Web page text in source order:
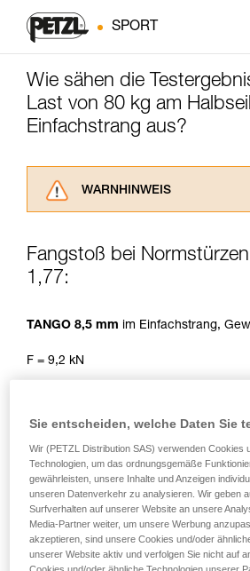
SPORT
Wie sähen die
Last von 80 kg am
Einfachstrang aus?
WARNHINWEIS
aufmerksam durch, bevor
Informationen richtig
entsprechende Ausbildung
Vorgang alleine sicher zu
Wir geben Beispiele für die
verbundenen Techniken.
noch andere Techniken, die
beschrieben werden.
Fangstoß bei
1,77:
TANGO 8,5 mm im Einfachstrang,
F = 9,2 kN
F = 9 kN
Sturzzahl vor dem Bruch: max. 2
PASO 7,7 mmim Einfachstrang,
Sie entscheiden, welche Daten Sie
Wir (PETZL Distribution SAS) verwenden Cookies
Technologien, um das ordnungsgemäße
gewährleisten, unsere Inhalte und Anzeigen
unseren Datenverkehr zu analysieren. Wir geben
Surfverhalten auf unserer Website an unsere
Media-Partner weiter, um unsere Werbung
akzeptieren, sind unsere Cookies und/oder
unserer Website aktiv und verfolgen Sie nicht auf